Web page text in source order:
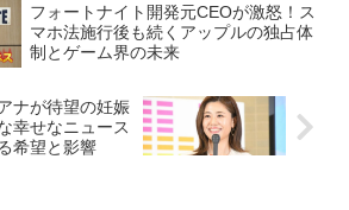
フォートナイト開発元CEOが激怒！ス
マホ法施行後も続くアップルの独占体
制とゲーム界の未来
ナが待望の妊娠
幸せなニュース
希望と影響